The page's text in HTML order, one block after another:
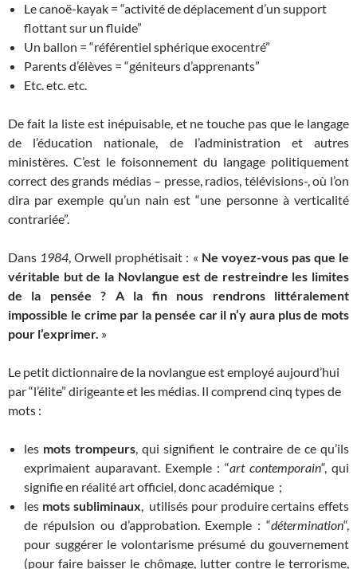
Le canoë-kayak = “activité de déplacement d’un support
flottant sur un fluide”
Un ballon = “référentiel sphérique exocentré”
Parents d’élèves = “géniteurs d’apprenants”
Etc. etc. etc.
De fait la liste est inépuisable, et ne touche pas que le langage
de l’éducation nationale, de l’administration et autres
ministères. C’est le foisonnement du langage politiquement
correct des grands médias – presse, radios, télévisions-, où l’on
dira par exemple qu’un nain est “une personne à verticalité
contrariée”.
Dans 1984, Orwell prophétisait : « Ne voyez-vous pas que le
véritable but de la Novlangue est de restreindre les limites
de la pensée ? A la fin nous rendrons littéralement
impossible le crime par la pensée car il n’y aura plus de mots
pour l’exprimer. »
Le petit dictionnaire de la novlangue est employé aujourd’hui
par “l’élite” dirigeante et les médias. Il comprend cinq types de
mots :
les mots trompeurs, qui signifient le contraire de ce qu’ils
exprimaient auparavant. Exemple : “art contemporain“, qui
signifie en réalité art officiel, donc académique ;
les mots subliminaux, utilisés pour produire certains effets
de répulsion ou d’approbation. Exemple : “détermination“,
pour suggérer le volontarisme présumé du gouvernement
(pour faire baisser le chômage, lutter contre le terrorisme,